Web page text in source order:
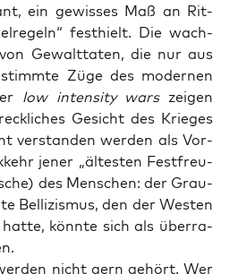
ein gewis­ses Maß an Rit­
fest­hielt. Die wach­
Gewalt­ta­ten, die nur aus
Züge des moder­nen
low inten­si­ty warszei­gen
Gesicht des Krie­ges
ver­stan­den wer­den als Vor­
jener „ältes­ten Fest­freu­
des Men­schen: der Grau­
Bel­li­zis­mus, den der Wes­ten
könn­te sich als über­ra­
nicht gern gehört. Wer